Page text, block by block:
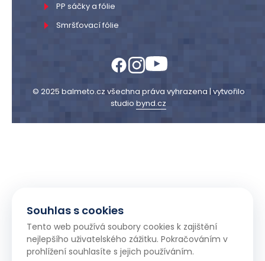
Souhlas s cookies
Tento web používá soubory cookies k zajištění
nejlepšího uživatelského zážitku. Pokračováním v
prohlížení souhlasíte s jejich používáním.
PP sáčky a fólie
Smršťovací fólie
© 2025 balmeto.cz všechna práva vyhrazena | vytvořilo
studio bynd.cz